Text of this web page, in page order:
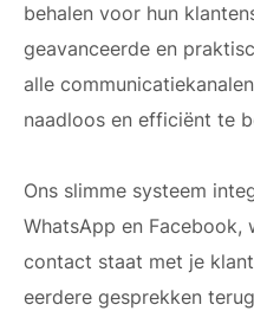
behalen voor hun
geavanceerde en
alle
naadloos en efficiënt te
Ons slimme systeem
WhatsApp en
contact staat met je
eerdere gesprekken